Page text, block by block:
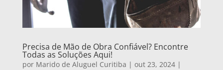
Precisa de Mão de Obra Confiável? Encontre
Todas as Soluções Aqui!
por Marido de Aluguel Curitiba | out 23, 2024|